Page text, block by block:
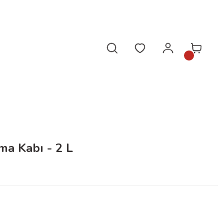
Kabı - 2 L